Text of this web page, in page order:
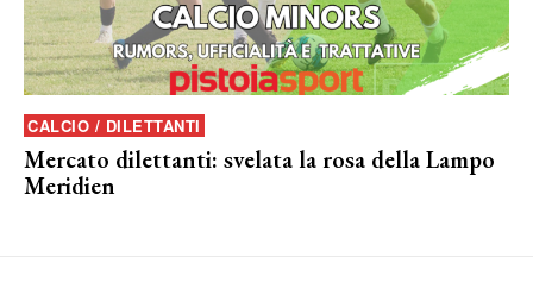
CALCIO / DILETTANTI
Mercato dilettanti: svelata la rosa della Lampo
Meridien